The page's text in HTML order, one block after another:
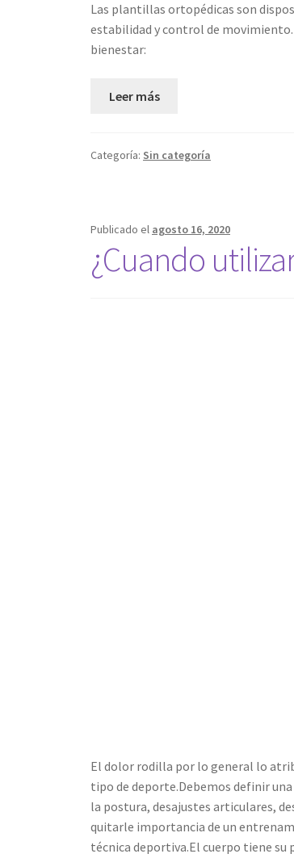
Las plantillas ortopédicas son
estabilidad y control de movimiento.
bienestar:
Leer más
Categoría: Sin categoría
Publicado el agosto 16, 2020
¿Cuando
El dolor rodilla por lo general lo
tipo de deporte.Debemos definir
la postura, desajustes articulares,
quitarle importancia de un
técnica deportiva.El cuerpo tiene su